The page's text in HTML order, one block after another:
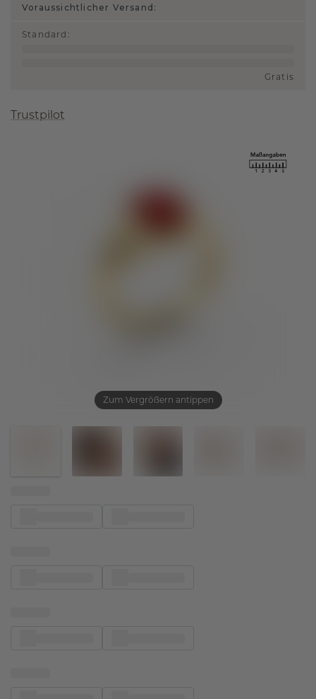
Zum Vergrößern antippen
Voraussichtlicher Versand:
Standard :
Gratis
Trustpilot